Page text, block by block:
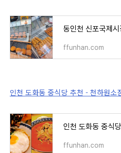
ffunhan.com
인천 도화동 중식당 추천 - 천하원
ffunhan.com